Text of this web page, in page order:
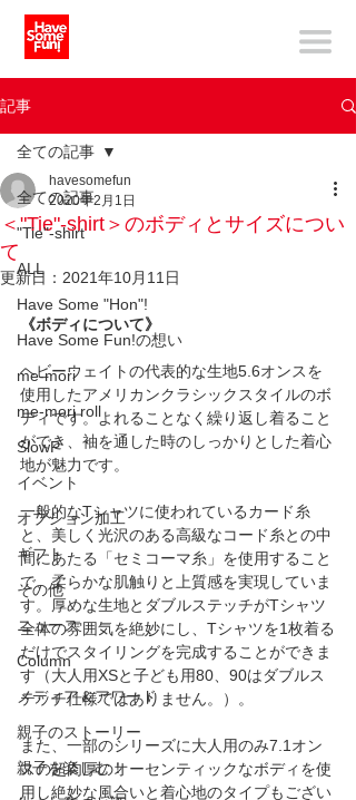
記事
全ての記事
"Tie"-shirt
ALL
Have Some "Hon"!
Have Some Fun!の想い
me-mori
me-mori roll
SlowP
イベント
オプション加工
ギフト
その他
ニュース
Column
メディア＆アワード
親子のストーリー
親子を楽しむ！
全ての記事
＜"Tie"-shirt＞のボディとサイズについ
て
havesomefun
2020年2月1日
更新日： 2021年10月11日
《ボディについて》
ヘビーウェイトの代表的な生地5.6オンスを
使用したアメリカンクラシックスタイルのボ
ディです。よれることなく繰り返し着ること
ができ、袖を通した時のしっかりとした着心
地が魅力です。
一般的なTシャツに使われているカード糸
と、美しく光沢のある高級なコード糸との中
間にあたる「セミコーマ糸」を使用すること
で、柔らかな肌触りと上質感を実現していま
す。厚めな生地とダブルステッチがTシャツ
全体の雰囲気を絶妙にし、Tシャツを1枚着る
だけでスタイリングを完成することができま
す（大人用XSと子ども用80、90はダブルス
テッチ仕様ではありません。）。
また、一部のシリーズに大人用のみ7.1オン
スの超肉厚のオーセンティックなボディを使
用し絶妙な風合いと着心地のタイプもござい